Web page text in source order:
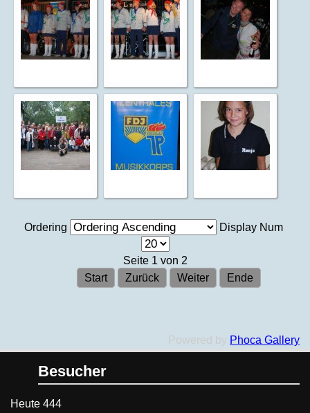
Ordering Display Num
Seite 1 von 2
Start
Zurück Weiter Ende
Powered by Phoca Gallery
Besucher
Heute 444